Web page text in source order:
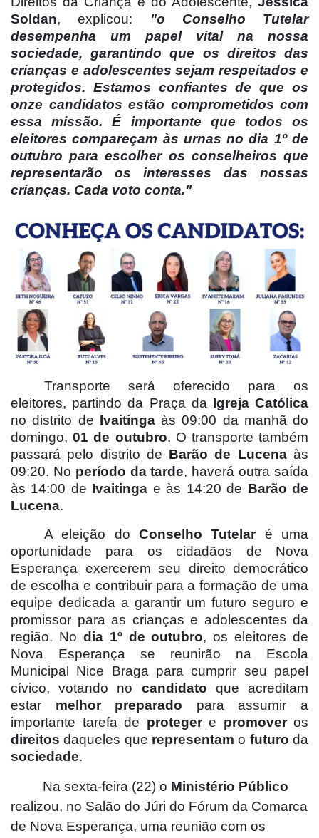
Soldan, explicou:
"o Conselho Tutelar
desempenha um papel vital na nossa
sociedade, garantindo que os direitos das
crianças e adolescentes sejam respeitados e
protegidos. Estamos confiantes de que os
onze candidatos estão comprometidos com
essa missão. É importante que todos os
eleitores compareçam às urnas no dia 1º de
outubro para escolher os conselheiros que
representarão os interesses das nossas
crianças. Cada voto conta."
Transporte será oferecido para os
eleitores, partindo da Praça da Igreja Católica
no distrito de Ivaitingaàs 09:00 da manhã do
domingo,01 de outubro. O transporte também
passará pelo distrito de Barão de Lucenaàs
09:20. No período da tarde, haverá outra saída
às 14:00 de Ivaitinga e às 14:20 de Barão de
Lucena.
A eleição doConselho Tutelaré uma
oportunidade para os cidadãos de Nova
Esperança exercerem seu direito democrático
de escolha e contribuir para a formação de uma
equipe dedicada a garantir um futuro seguro e
promissor para as crianças e adolescentes da
região. No dia 1º de outubro, os eleitores de
Nova Esperança se reunirão na Escola
Municipal Nice Braga para cumprir seu papel
cívico, votando no candidato que acreditam
estar melhor preparado para assumir a
importante tarefa de proteger e promoveros
direitos daqueles que representam o futuro da
sociedade.
Na sexta-feira (22) o Ministério Público
realizou, no Salão do Júri do Fórum da Comarca
de Nova Esperança, uma reunião com os